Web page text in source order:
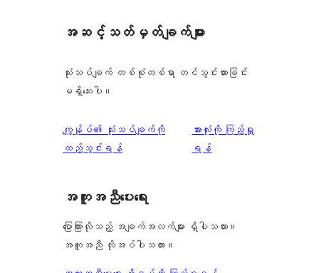
အဆင့်သတ်မှတ်ချက်များ
သုံးသပ်ချက် တစ်စုံတစ်ရာ တင်သွင်းထားခြင်း
မရှိသေးပါ။
ကျွန်ုပ်၏ သုံးသပ်ချက်ကို
ထည့်သွင်းရန်
သုံးသပ်
ချက်
အားလုံးကို ကြည့်ရှု
ရန်
အကူအညီပေးရေး
ပြောကြားလိုသည့် အချက်အလက်များ ရှိပါသလား။
အကူအညီ လိုအပ်ပါသလား။